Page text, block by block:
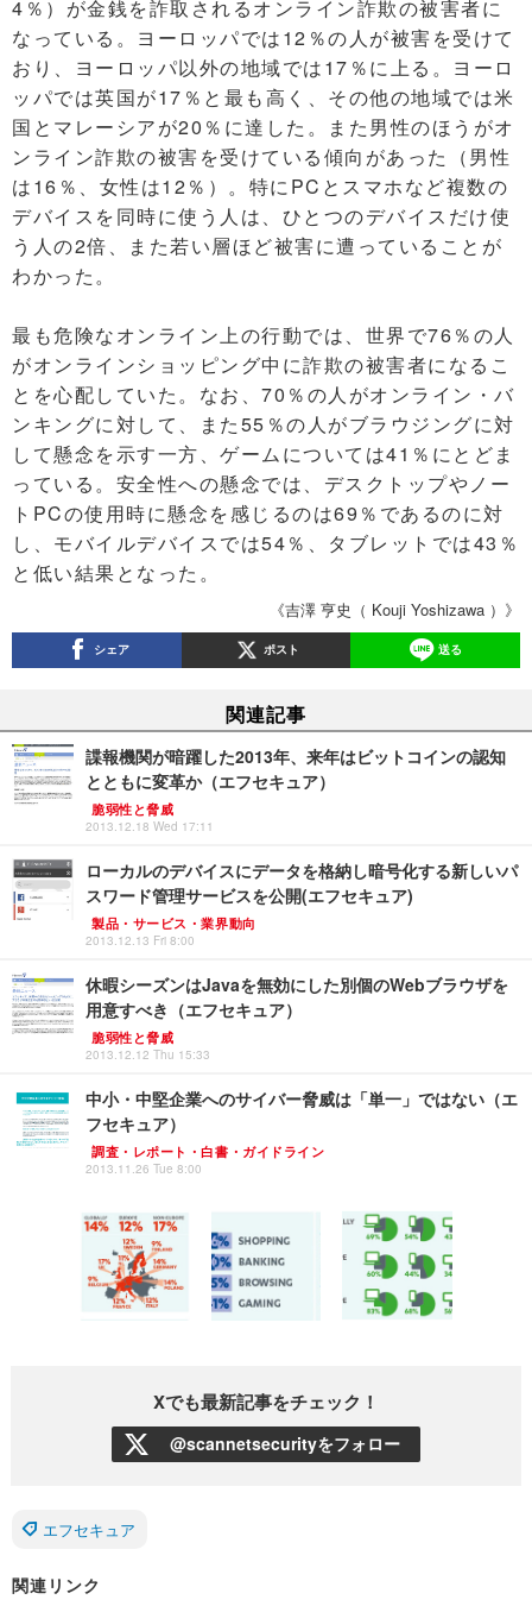
4％）が金銭を詐取されるオンライン詐欺の被害者に
なっている。ヨーロッパでは12％の人が被害を受けて
おり、ヨーロッパ以外の地域では17％に上る。ヨーロ
ッパでは英国が17％と最も高く、その他の地域では米
国とマレーシアが20％に達した。また男性のほうがオ
ンライン詐欺の被害を受けている傾向があった（男性
は16％、女性は12％）。特にPCとスマホなど複数の
デバイスを同時に使う人は、ひとつのデバイスだけ使
う人の2倍、また若い層ほど被害に遭っていることが
わかった。
最も危険なオンライン上の行動では、世界で76％の人
がオンラインショッピング中に詐欺の被害者になるこ
とを心配していた。なお、70％の人がオンライン・バ
ンキングに対して、また55％の人がブラウジングに対
して懸念を示す一方、ゲームについては41％にとどま
っている。安全性への懸念では、デスクトップやノー
トPCの使用時に懸念を感じるのは69％であるのに対
し、モバイルデバイスでは54％、タブレットでは43％
と低い結果となった。
《吉澤 亨史（ Kouji Yoshizawa ）》
シェア ポスト 送る
関連記事
諜報機関が暗躍した2013年、来年はビットコインの認知
とともに変革か（エフセキュア）
脆弱性と脅威
2013.12.18 Wed 17:11
ローカルのデバイスにデータを格納し暗号化する新しいパ
スワード管理サービスを公開(エフセキュア)
製品・サービス・業界動向
2013.12.13 Fri 8:00
休暇シーズンはJavaを無効にした別個のWebブラウザを
用意すべき（エフセキュア）
脆弱性と脅威
2013.12.12 Thu 15:33
中小・中堅企業へのサイバー脅威は「単一」ではない（エ
フセキュア）
調査・レポート・白書・ガイドライン
2013.11.26 Tue 8:00
Xでも最新記事をチェック！
@scannetsecurityをフォロー
エフセキュア
関連リンク